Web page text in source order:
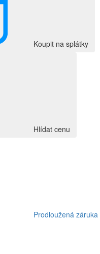
Koupit na splátky
Hlídat cenu
Prodloužená záruka